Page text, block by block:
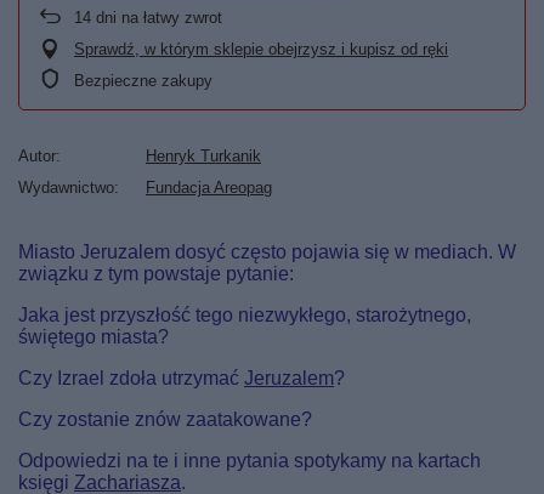
14 dni na łatwy zwrot
Sprawdź, w którym sklepie obejrzysz i kupisz od ręki
Bezpieczne zakupy
Autor
Henryk Turkanik
Wydawnictwo
Fundacja Areopag
Miasto Jeruzalem dosyć często pojawia się w mediach. W
związku z tym powstaje pytanie:
Jaka jest przyszłość tego niezwykłego, starożytnego,
świętego miasta?
Czy Izrael zdoła utrzymać Jeruzalem?
Czy zostanie znów zaatakowane?
Odpowiedzi na te i inne pytania spotykamy na kartach
księgi Zachariasza.